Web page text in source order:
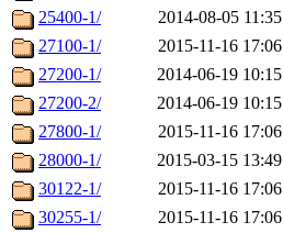
25400-1/
2014-08-05 11:35
27100-1/
2015-11-16 17:06
27200-1/
2014-06-19 10:15
27200-2/
2014-06-19 10:15
27800-1/
2015-11-16 17:06
28000-1/
2015-03-15 13:49
30122-1/
2015-11-16 17:06
30255-1/
2015-11-16 17:06